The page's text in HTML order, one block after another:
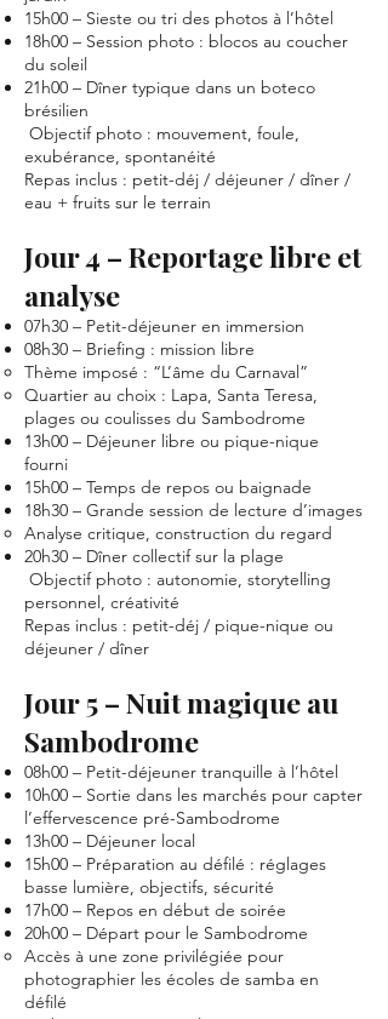
15h00 – Sieste ou tri des photos à l’hôtel
18h00 – Session photo : blocos au coucher
du soleil
21h00 – Dîner typique dans un boteco
brésilien
Objectif photo : mouvement, foule,
exubérance, spontanéité
Repas inclus : petit-déj / déjeuner / dîner /
eau + fruits sur le terrain
Jour 4 – Reportage libre et
analyse
07h30 – Petit-déjeuner en immersion
08h30 – Briefing : mission libre
Thème imposé : “L’âme du Carnaval”
Quartier au choix : Lapa, Santa Teresa,
plages ou coulisses du Sambodrome
13h00 – Déjeuner libre ou pique-nique
fourni
15h00 – Temps de repos ou baignade
18h30 – Grande session de lecture d’images
Analyse critique, construction du regard
20h30 – Dîner collectif sur la plage
Objectif photo : autonomie, storytelling
personnel, créativité
Repas inclus : petit-déj / pique-nique ou
déjeuner / dîner
Jour 5 – Nuit magique au
Sambodrome
08h00 – Petit-déjeuner tranquille à l’hôtel
10h00 – Sortie dans les marchés pour capter
l’effervescence pré-Sambodrome
13h00 – Déjeuner local
15h00 – Préparation au défilé : réglages
basse lumière, objectifs, sécurité
17h00 – Repos en début de soirée
20h00 – Départ pour le Sambodrome
Accès à une zone privilégiée pour
photographier les écoles de samba en
défilé